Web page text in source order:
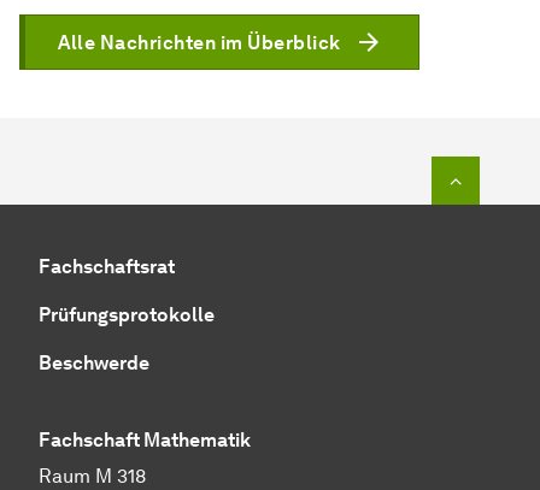
Alle Nachrichten im Überblick
Fachschaftsrat
Prüfungsprotokolle
Beschwerde
Fachschaft Mathematik
Raum M 318